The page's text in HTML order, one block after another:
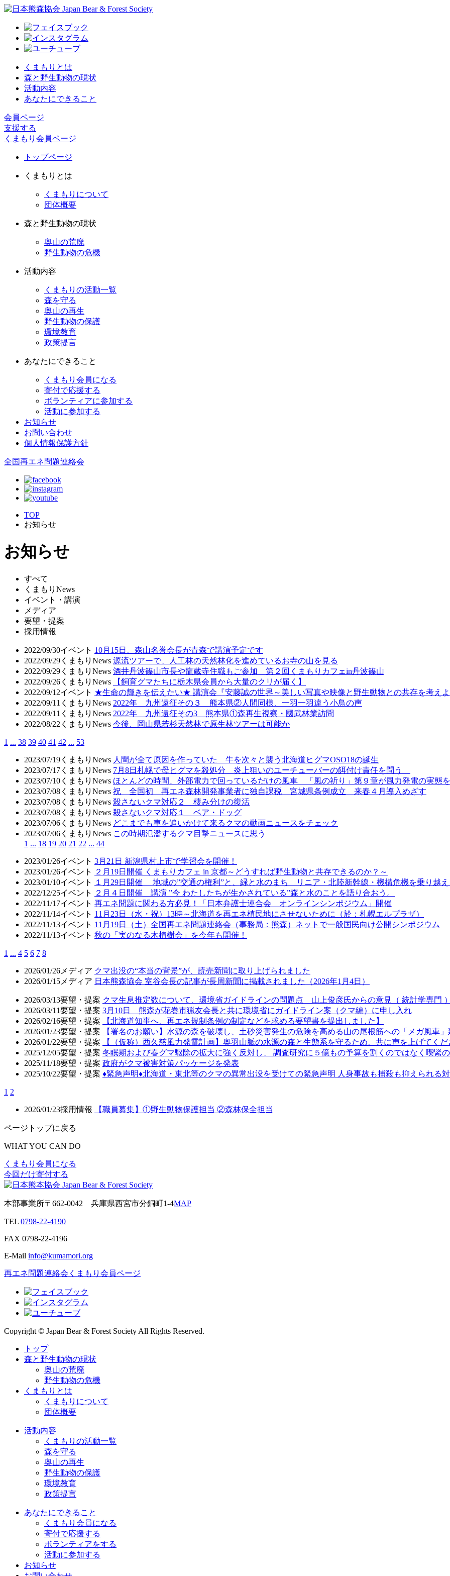
くまもりとは
森と野生動物の現状
活動内容
あなたにできること
会員ページ
支援する
くまもり会員ページ
トップページ
くまもりとは
くまもりについて
団体概要
森と野生動物の現状
奥山の荒廃
野生動物の危機
活動内容
くまもりの活動一覧
森を守る
奥山の再生
野生動物の保護
環境教育
政策提言
あなたにできること
くまもり会員になる
寄付で応援する
ボランティアに参加する
活動に参加する
お知らせ
お問い合わせ
個人情報保護方針
全国再エネ問題連絡会
TOP
お知らせ
お知らせ
すべて
くまもりNews
イベント・講演
メディア
要望・提案
採用情報
2022/09/30イベント 10月15日、森山名誉会長が青森で講演予定です
2022/09/29 くまもりNews 源流ツアーで、人工林の天然林化を進めているお寺の山を見る
2022/09/29 くまもりNews 酒井丹波篠山市長や龍蔵寺住職もご参加 第２回くまもりカフェin丹波篠山
2022/09/26 くまもりNews
【飼育グマたちに栃木県会員から大量のクリが届く】
2022/09/12イベント ★生命の輝きを伝えたい★ 講演会『安藤誠の世界～美しい写真や映像と野生動物との共存を考えよ
2022/09/11 くまもりNews 2022年 九州遠征その３ 熊本県②人間同様、一羽一羽違う小鳥の声
2022/09/11 くまもりNews 2022年 九州遠征その3 熊本県①森再生視察・國武林業訪問
2022/08/22 くまもりNews 今後、岡山県若杉天然林で原生林ツアーは可能か
1 ... 38 39 40 41 42 ... 53
2023/07/19 くまもりNews 人間が全て原因を作っていた 牛を次々と襲う北海道ヒグマOSO18の誕生
2023/07/17 くまもりNews 7月8日札幌で母ヒグマを殺処分 炎上狙いのユーチューバーの餌付け責任を問う
2023/07/10 くまもりNews ほとんどの時間、外部電力で回っているだけの風車 「風の祈り」第９章が風力発電の実態
2023/07/08 くまもりNews 祝 全国初 再エネ森林開発事業者に独自課税 宮城県条例成立 来春４月導入めざす
2023/07/08 くまもりNews 殺さないクマ対応２ 棲み分けの復活
2023/07/08 くまもりNews 殺さないクマ対応１ ベア・ドッグ
2023/07/06 くまもりNews どこまでも車を追いかけて来るクマの動画ニュースをチェック
2023/07/06 くまもりNews この時期氾濫するクマ目撃ニュースに思う
1 ... 18 19 20 21 22 ... 44
2023/01/26イベント 3月21日 新潟県村上市で学習会を開催！
2023/01/26イベント
２月19日開催 くまもりカフェ in 京都～どうすれば野生動物と共存できるのか？～
2023/01/10イベント
１月29日開催 地域の”交通の権利”と、緑と水のまち リニア・北陸新幹線・機構危機を乗り越え
2022/12/25イベント
２月４日開催 講演 ”今 わたしたちが生かされている”森と水のことを語り合おう。
2022/11/17イベント 再エネ問題に関わる方必見！「日本弁護士連合会 オンラインシンポジウム」開催
2022/11/14イベント 11月23日（水・祝）13時～北海道を再エネ植民地にさせないために（於：札幌エルプラザ）
2022/11/13イベント 11月19日（土）全国再エネ問題連絡会（事務局：熊森）ネットで一般国民向け公開シンポジウム
2022/11/13イベント 秋の「実のなる木植樹会」を今年も開催！
1 ... 4 5 6 7 8
2026/01/26 メディア クマ出没の“本当の背景”が、読売新聞に取り上げられました
2026/01/15 メディア 日本熊森協会 室谷会長の記事が長周新聞に掲載されました（2026年1月4日）
2026/03/13要望・提案 クマ生息推定数について、環境省ガイドラインの問題点 山上俊彦氏からの意見（ 統計学専門 ）
2026/03/11要望・提案 3月10日 熊森が花巻市猟友会長と共に環境省にガイドライン案（クマ編）に申し入れ
2026/02/16要望・提案
【北海道知事へ、再エネ規制条例の制定などを求める要望書を提出しました】
2026/01/23要望・提案
【署名のお願い】水源の森を破壊し、土砂災害発生の危険を高める山の尾根筋への「メガ風車
2026/01/22要望・提案
【（仮称）西久慈風力発電計画】奥羽山脈の水源の森と生態系を守るため、共に声を上げてくだ
2025/12/05要望・提案 冬眠期および春グマ駆除の拡大に強く反対し、 調査研究に５億もの予算を割くのではなく喫緊
2025/11/18要望・提案 政府がクマ被害対策パッケージを発表
2025/10/22要望・提案 ♦️緊急声明♦️北海道・東北等のクマの異常出没を受けての緊急声明 人身事故も捕殺も抑えられる
1 2
2026/01/23採用情報 【職員募集】①野生動物保護担当 ②森林保全担当
ページトップに戻る
WHAT YOU CAN DO
くまもり会員になる
今回だけ寄付する
本部事業所〒662-0042 兵庫県西宮市分銅町1-4MAP
TEL 0798-22-4190
FAX 0798-22-4196
E-Mail info@kumamori.org
再エネ問題連絡会 くまもり会員ページ
Copyright © Japan Bear & Forest Society All Rights Reserved.
トップ
森と野生動物の現状
奥山の荒廃
野生動物の危機
くまもりとは
くまもりについて
団体概要
活動内容
くまもりの活動一覧
森を守る
奥山の再生
野生動物の保護
環境教育
政策提言
あなたにできること
くまもり会員になる
寄付で応援する
ボランティアをする
活動に参加する
お知らせ